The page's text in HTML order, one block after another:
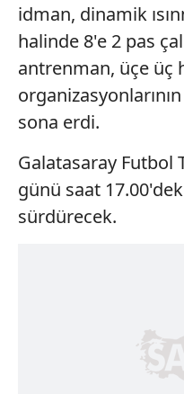
idman, dinamik
halinde 8'e 2 pas
antrenman, üçe üç
sona erdi.
Galatasaray Futbol
günü saat
sürdürecek.